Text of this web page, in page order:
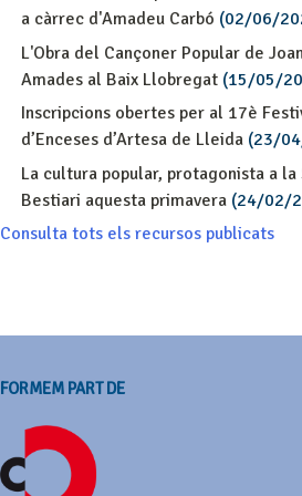
a càrrec d'Amadeu Carbó (02/06/
L'Obra del Cançoner Popular de
Amades al Baix Llobregat(15/05/
Inscripcions obertes per al 17è
d’Enceses d’Artesa de Lleida(23/
La cultura popular, protagonista a la
Bestiari aquesta primavera(24/02/
Consulta tots els recursos publicats
FORMEM PART DE